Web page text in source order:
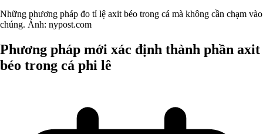
Những phương pháp đo tỉ lệ axit béo trong cá mà không cần chạm vào
chúng. Ảnh: nypost.com
Phương pháp mới xác định thành phần axit
béo trong cá phi lê